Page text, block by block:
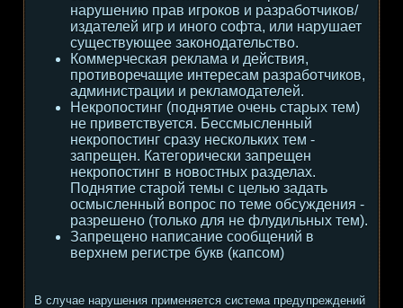
нарушению прав игроков и разработчиков/
издателей игр и иного софта, или нарушает
существующее законодательство.
Коммерческая реклама и действия,
противоречащие интересам разработчиков,
администрации и рекламодателей.
Некропостинг (поднятие очень старых тем)
не приветствуется. Бессмысленный
некропостинг сразу нескольких тем -
запрещен. Категорически запрещен
некропостинг в новостных разделах.
Поднятие старой темы с целью задать
осмысленный вопрос по теме обсуждения -
разрешено (только для не флудильных тем).
Запрещено написание сообщений в
верхнем регистре букв (капсом)
В случае нарушения применяется система предупреждений